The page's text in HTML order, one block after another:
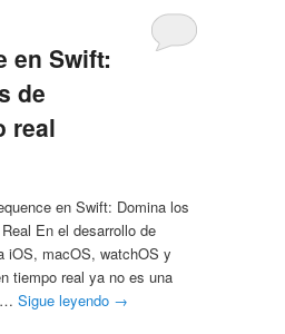
en Swift:
de
real
en Swift: Domina los
En el desarrollo de
iOS, macOS, watchOS y
tiempo real ya no es una
…Sigue leyendo →